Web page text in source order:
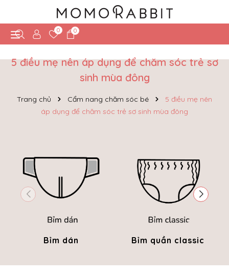
0 0
5 điều mẹ nên áp dụng để chăm sóc trẻ sơ
sinh mùa đông
Trang chủ Cẩm nang chăm sóc bé
5 điều mẹ nên
áp dụng để chăm sóc trẻ sơ sinh mùa đông
Bỉm dán Bỉm quần classic